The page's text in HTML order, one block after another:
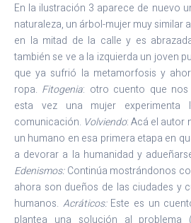
En la ilustración 3 aparece de nuevo
naturaleza, un árbol-mujer muy similar
en la mitad de la calle y es
también se ve a la izquierda un joven
que ya sufrió la metamorfosis y
ropa. Fitogenia: otro cuento que nos
esta vez una mujer experimenta
comunicación. Volviendo: Acá el autor
un humano en esa primera etapa en
a devorar a la humanidad y
Edenismos:Continúa mostrándonos
ahora son dueños de las ciudades y
humanos. Acráticos:Este es un
plantea una solución al problema